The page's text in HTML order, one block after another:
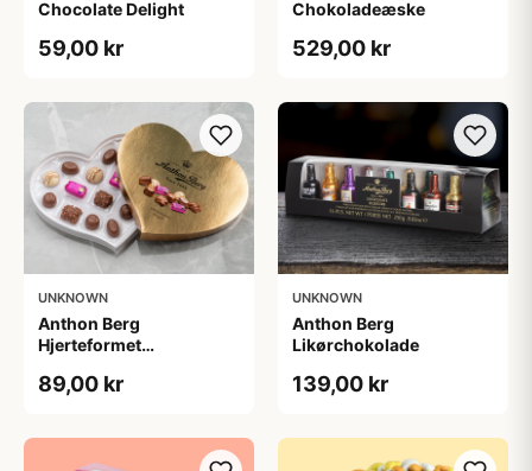
Chocolate Delight
59,00 kr
Chokoladeæske
529,00 kr
UNKNOWN
Anthon Berg
Hjerteformet
89,00 kr
UNKNOWN
Anthon Berg
Likørchokolade
139,00 kr